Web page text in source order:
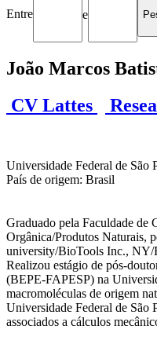
Entre e
João Marcos
CV Lattes
Universidade Federal de São
País de origem: Brasil
Graduado pela Faculdade de
Orgânica/Produtos Naturais,
university/BioTools Inc., NY/
Realizou estágio de pós-
(BEPE-FAPESP) na
macromoléculas de origem
Universidade Federal de São
associados a cálculos